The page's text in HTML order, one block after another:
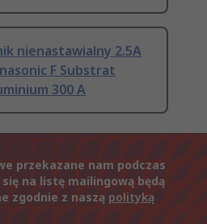
nienastawialny 2.5A
F Substrat
300 A
przekazane nam podczas
na listę mailingową będą
zgodnie z naszą polityką